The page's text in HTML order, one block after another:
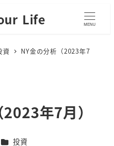
Life MENU
資
NY金の分析（2023年7
年7月）
カテゴリー
投資